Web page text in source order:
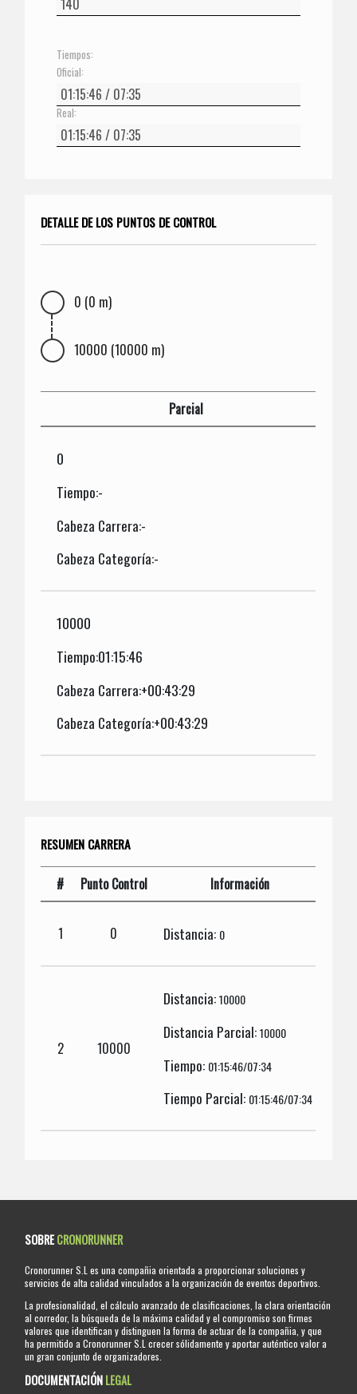
Tiempos:
Oficial:
Real:
DETALLE DE LOS PUNTOS DE CONTROL
0 (0 m)
10000 (10000 m)
Parcial
0
Tiempo:-
Cabeza Carrera:-
Cabeza Categoría:-
10000
Tiempo:01:15:46
Cabeza Carrera:+00:43:29
Cabeza Categoría:+00:43:29
RESUMEN CARRERA
# Punto Control Información
1 0 Distancia: 0
2 10000
Distancia:10000
Distancia Parcial:10000
Tiempo: 01:15:46/07:34
Tiempo Parcial: 01:15:46/07:34
SOBRECRONORUNNER
Cronorunner S.L es una compañia orientada a proporcionar soluciones y
servicios de alta calidad vinculados a la organización de eventos deportivos.
La profesionalidad, el cálculo avanzado de clasificaciones, la clara orientación
al corredor, la búsqueda de la máxima calidad y el compromiso son firmes
valores que identifican y distinguen la forma de actuar de la compañia, y que
ha permitido a Cronorunner S.L crecer sólidamente y aportar auténtico valor a
un gran conjunto de organizadores.
DOCUMENTACIÓNLEGAL